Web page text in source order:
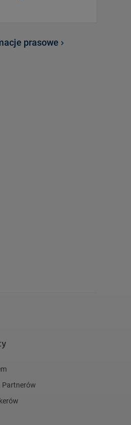
prasowe
Partnerów